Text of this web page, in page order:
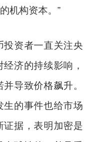
机构资本。”
资者一直关注央
济的持续影响，
导致价格飙升。
的事件也给市场
据，表明加密是